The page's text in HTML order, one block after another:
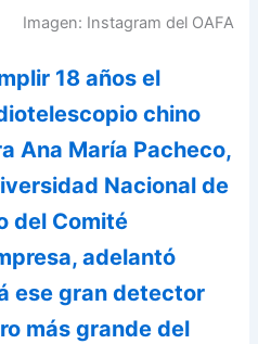
Imagen: Instagram del OAFA
18 años el
chino
Ana María Pacheco,
Nacional de
del Comité
adelantó
ese gran detector
más grande del